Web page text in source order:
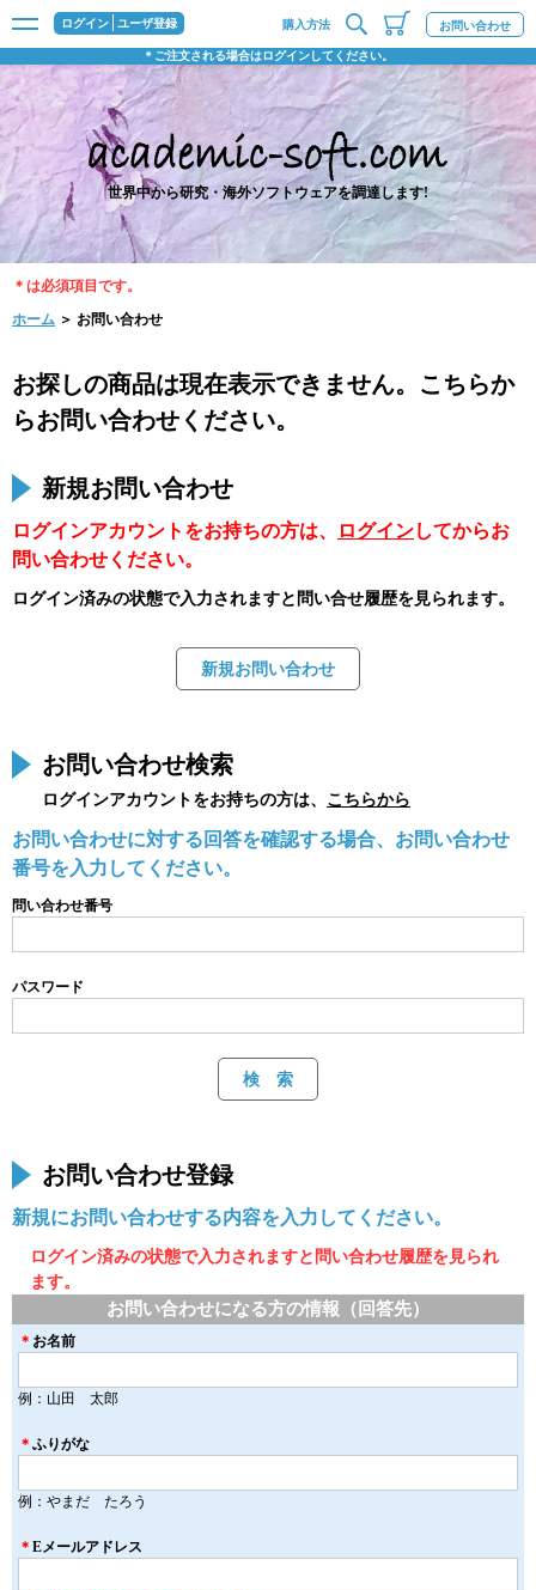
ログイン ユーザ登録
＊ご注文される場合はログインしてください。
購入方法 お問い合わせ
世界中から研究・海外ソフトウェアを調達します!
＊は必須項目です。
ホーム ＞ お問い合わせ
お探しの商品は現在表示できません。こちらか
らお問い合わせください。
新規お問い合わせ
ログインアカウントをお持ちの方は、 ログインしてからお
問い合わせください。
ログイン済みの状態で入力されますと問い合せ履歴を見られます。
お問い合わせ検索
ログインアカウントをお持ちの方は、 こちらから
お問い合わせに対する回答を確認する場合、お問い合わせ
番号を入力してください。
問い合わせ番号
パスワード
お問い合わせ登録
新規にお問い合わせする内容を入力してください。
ログイン済みの状態で入力されますと問い合わせ履歴を見られ
ます。
お問い合わせになる方の情報（回答先）
＊ お名前
例：山田 太郎
＊ ふりがな
例：やまだ たろう
＊ Eメールアドレス